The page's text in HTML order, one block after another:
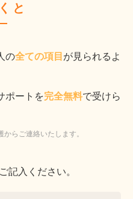
と
の全ての項目 が見られるよ
ポートを完全無料で受けら
らご連絡いたします。
記入ください。